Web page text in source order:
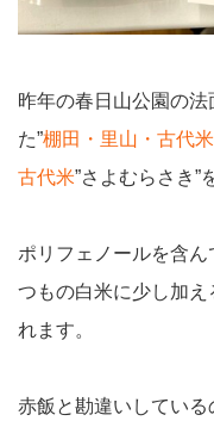
昨年の春日山公園の
た”棚田・里山・古代
古代米”さよむらさき”
ポリフェノールを含
つもの白米に少し加
れます。
赤飯と勘違いしてい